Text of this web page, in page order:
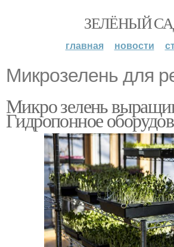
ЗЕЛЁНЫЙ
главная новости
Микрозелень для
Микро зелень
Гидропонное